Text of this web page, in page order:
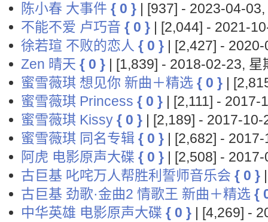
陈小春 大事件 { 0 } | [937] - 2023-04-
不能不爱 卢巧音 { 0 } | [2,044] - 2021-
徐若瑄 不败的恋人 { 0 } | [2,427] -
Zen 晴天 { 0 } | [1,839] - 2018-02-23, 星
蜜雪薇琪 想见你 新曲＋精选 { 0 } |
蜜雪薇琪 Princess { 0 } | [2,111] - 2017-
蜜雪薇琪 Kissy { 0 } | [2,189] - 2017-10-
蜜雪薇琪 同名专辑 { 0 } | [2,682] -
阿虎 电影原声大碟 { 0 } | [2,508] -
古巨基 叱咤万人帮胜利誓师音乐会 { 0 }
古巨基 劲歌·金曲2 情歌王 新曲＋精选 {
中华英雄 电影原声大碟 { 0 } | [4,269] -